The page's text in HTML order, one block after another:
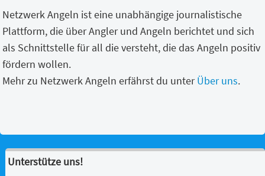
Netzwerk Angeln ist eine unabhängige journalistische
Plattform, die über Angler und Angeln berichtet und sich
als Schnittstelle für all die versteht, die das Angeln positiv
fördern wollen.
Mehr zu Netzwerk Angeln erfährst du unterÜber uns.
Unterstütze uns!